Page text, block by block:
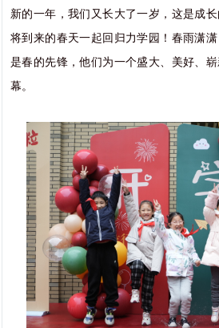
新的一年，我们又长大了一岁，这是成
将到来的春天一起回归力学园！春雨潇
是春的先锋，他们为一个盛大、美好、
幕。